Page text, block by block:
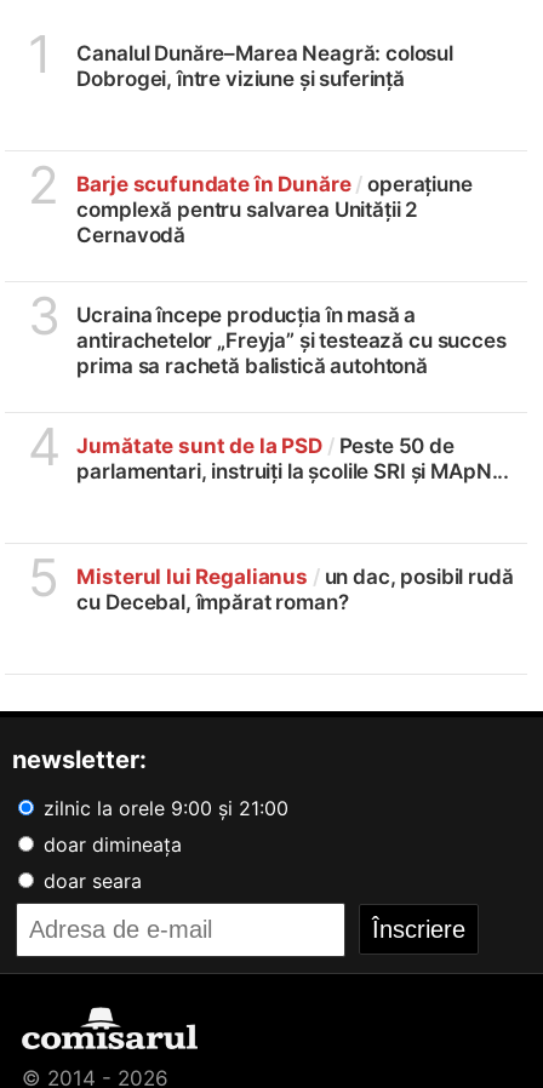
1
Canalul Dunăre–Marea Neagră: colosul
Dobrogei, între viziune și suferință
2 Barje scufundate în Dunăre / operațiune
complexă pentru salvarea Unității 2
Cernavodă
3
Ucraina începe producția în masă a
antirachetelor „Freyja” și testează cu succes
prima sa rachetă balistică autohtonă
4 Jumătate sunt de la PSD / Peste 50 de
parlamentari, instruiți la școlile SRI și MApN...
5 Misterul lui Regalianus /un dac, posibil rudă
cu Decebal, împărat roman?
newsletter:
zilnic la orele 9:00 și 21:00
doar dimineața
doar seara
© 2014 - 2026